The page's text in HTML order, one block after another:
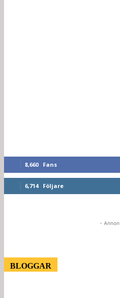
8,660 Fans
6,714 Följare
-
BLOGGAR